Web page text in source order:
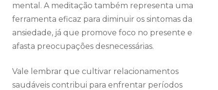
mental. A meditação também representa uma
ferramenta eficaz para diminuir os sintomas da
ansiedade, já que promove foco no presente e
afasta preocupações desnecessárias.
Vale lembrar que cultivar relacionamentos
saudáveis contribui para enfrentar períodos